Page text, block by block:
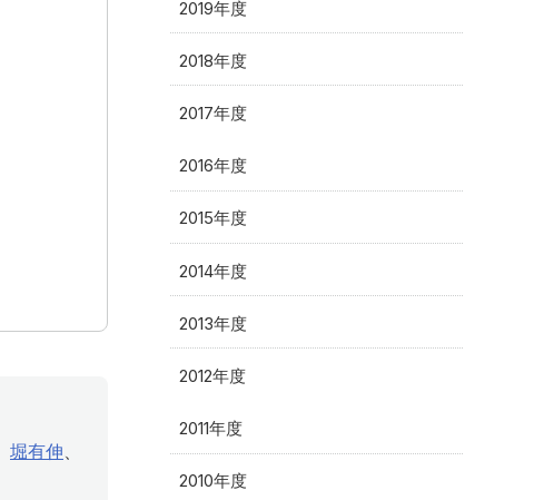
堀有伸、
2019年度
2018年度
2017年度
2016年度
2015年度
2014年度
2013年度
2012年度
2011年度
2010年度